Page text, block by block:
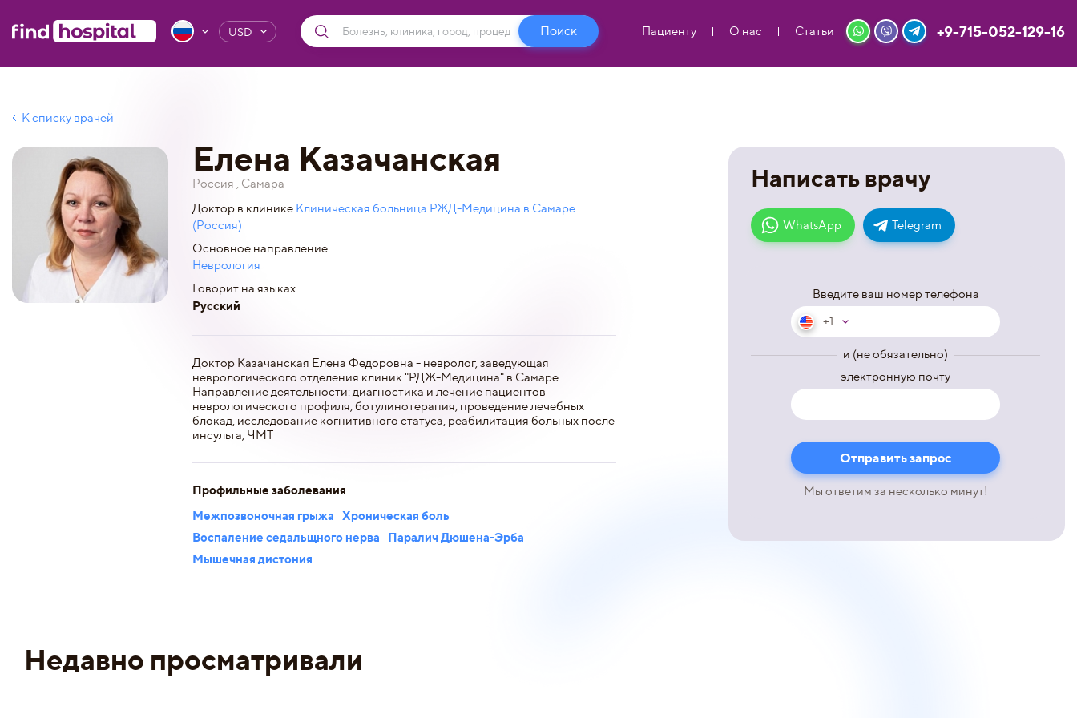
USD Пациенту О нас Статьи +9-715-052-129-16
К списку врачей
Написать врачу
WhatsApp Telegram
Введите ваш номер телефона
+1
и (не обязательно)
электронную почту
Мы ответим за несколько минут!
Елена Казачанская
Россия , Самара
Доктор в клинике Клиническая больница РЖД-Медицина в Самаре
(Россия)
Основное направление
Неврология
Говорит на языках
Русский
Доктор Казачанская Елена Федоровна - невролог, заведующая
неврологического отделения клиник "РДЖ-Медицина" в Самаре.
Направление деятельности: диагностика и лечение пациентов
неврологического профиля, ботулинотерапия, проведение лечебных
блокад, исследование когнитивного статуса, реабилитация больных после
инсульта, ЧМТ
Профильные заболевания
Межпозвоночная грыжа Хроническая боль
Воспаление седальщного нерва
Паралич Дюшена-Эрба
Мышечная дистония
Недавно просматривали